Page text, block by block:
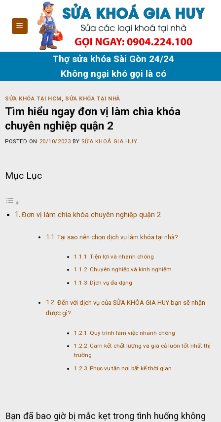
content
Thợ sửa khóa Sài Gòn 24/24
Không ngại khó gọi là có
SỬA KHÓA TẠI HCM, SỬA KHÓA TẠI NHÀ
Tìm hiểu ngay đơn vị làm chìa khóa
chuyên nghiệp quận 2
POSTED ON 20/10/2023 BY SỬA KHOÁ GIA HUY
Mục Lục
Đơn vị làm chìa khóa chuyên nghiệp quận 2
Tại sao nên chọn dịch vụ làm khóa tại nhà?
Tiện lợi và nhanh chóng
Chuyên nghiệp và kinh nghiệm
Dịch vụ đa dạng
Đến với dịch vụ của SỬA KHÓA GIA HUY bạn sẽ nhận
được gì?
Quy trình làm việc nhanh chóng
Cam kết chất lượng và giá cả luôn tốt nhất thị
trường
Phục vụ tận nơi bất kể thời gian
Bạn đã bao giờ bị mắc kẹt trong tình huống không